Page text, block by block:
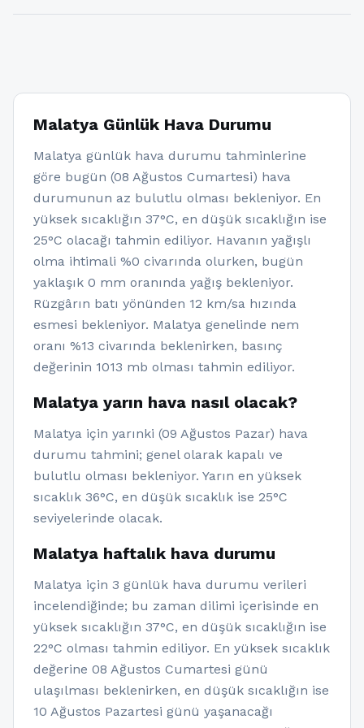
Malatya Günlük Hava Durumu
Malatya günlük hava durumu tahminlerine
göre bugün (08 Ağustos Cumartesi) hava
durumunun az bulutlu olması bekleniyor. En
yüksek sıcaklığın 37°C, en düşük sıcaklığın ise
25°C olacağı tahmin ediliyor. Havanın yağışlı
olma ihtimali %0 civarında olurken, bugün
yaklaşık 0 mm oranında yağış bekleniyor.
Rüzgârın batı yönünden 12 km/sa hızında
esmesi bekleniyor. Malatya genelinde nem
oranı %13 civarında beklenirken, basınç
değerinin 1013 mb olması tahmin ediliyor.
Malatya yarın hava nasıl olacak?
Malatya için yarınki (09 Ağustos Pazar) hava
durumu tahmini; genel olarak kapalı ve
bulutlu olması bekleniyor. Yarın en yüksek
sıcaklık 36°C, en düşük sıcaklık ise 25°C
seviyelerinde olacak.
Malatya haftalık hava durumu
Malatya için 3 günlük hava durumu verileri
incelendiğinde; bu zaman dilimi içerisinde en
yüksek sıcaklığın 37°C, en düşük sıcaklığın ise
22°C olması tahmin ediliyor. En yüksek sıcaklık
değerine 08 Ağustos Cumartesi günü
ulaşılması beklenirken, en düşük sıcaklığın ise
10 Ağustos Pazartesi günü yaşanacağı